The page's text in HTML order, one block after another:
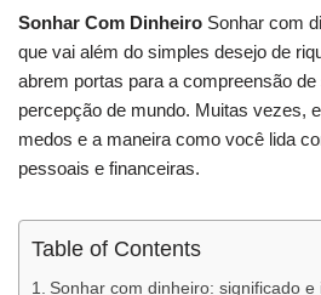
Sonhar Com Dinheiro Sonhar com
que vai além do simples desejo de
abrem portas para a compreensão
percepção de mundo. Muitas vezes,
medos e a maneira como você lida
pessoais e financeiras.
Table of Contents
Sonhar com dinheiro: significado e